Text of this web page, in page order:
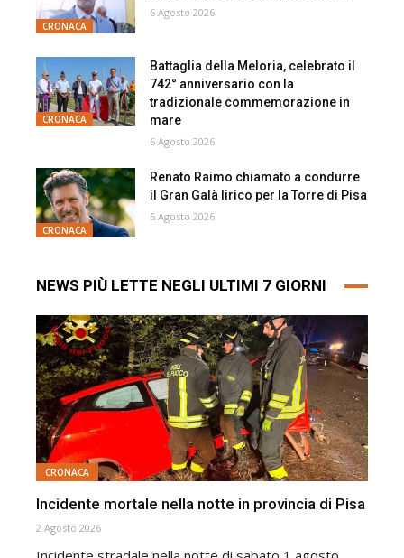
CRONACA
6 Agosto 2026
CRONACA
Battaglia della Meloria, celebrato il
742° anniversario con la
tradizionale commemorazione in
mare
6 Agosto 2026
CRONACA
Renato Raimo chiamato a condurre
il Gran Galà lirico per la Torre di Pisa
6 Agosto 2026
NEWS PIÙ LETTE NEGLI ULTIMI 7 GIORNI
CRONACA
Incidente mortale nella notte in provincia di Pisa
2 Agosto 2026